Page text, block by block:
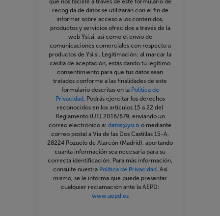
Si quieres conocer más información sobre el
porcentaje de coincidenciade nuestros
productos, visita la FAQ correspondiente.
que nos facilite a través de este formulario de
recogida de datos se utilizarán con el fin de
informar sobre acceso a los contenidos,
productos y servicios ofrecidos a través de la
web Ysi.si, así como el envío de
comunicaciones comerciales con respecto a
productos de Ysi.si. Legitimación: al marcar la
casilla de aceptación, estás dando tú legítimo
consentimiento para que tus datos sean
tratados conforme a las finalidades de este
formulario descritas en la Política de
Privacidad . Podrás ejercitar los derechos
reconocidos en los artículos 15 a 22 del
Reglamento (UE) 2016/679, enviando un
correo electrónico a: datos@ysi.si o mediante
correo postal a Vía de las Dos Castillas 15-A,
28224 Pozuelo de Alarcón (Madrid), aportando
cuanta información sea necesaria para su
correcta identificación. Para más información,
consulte nuestra Política de Privacidad . Así
mismo, se le informa que puede presentar
cualquier reclamación ante la AEPD:
www.aepd.es